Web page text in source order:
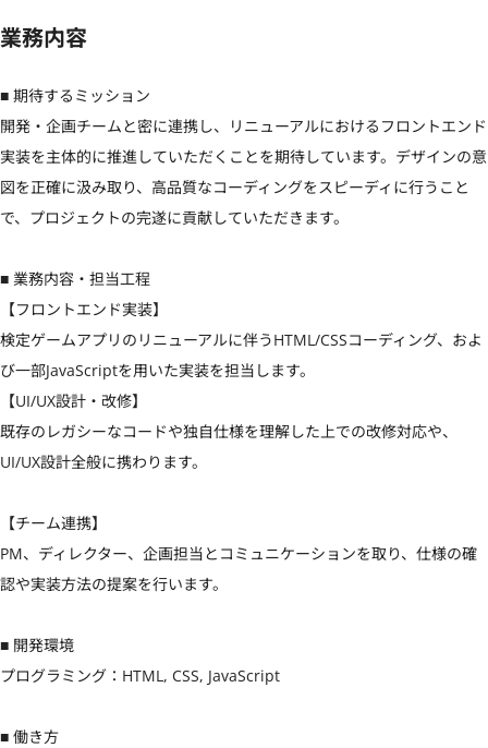
業務内容
■ 期待するミッション
開発・企画チームと密に連携し、リニューアルにおけるフロントエンド
実装を主体的に推進していただくことを期待しています。デザインの意
図を正確に汲み取り、高品質なコーディングをスピーディに行うこと
で、プロジェクトの完遂に貢献していただきます。
■ 業務内容・担当工程
【フロントエンド実装】
検定ゲームアプリのリニューアルに伴うHTML/CSSコーディング、およ
び一部JavaScriptを用いた実装を担当します。
【UI/UX設計・改修】
既存のレガシーなコードや独自仕様を理解した上での改修対応や、
UI/UX設計全般に携わります。
【チーム連携】
PM、ディレクター、企画担当とコミュニケーションを取り、仕様の確
認や実装方法の提案を行います。
■ 開発環境
プログラミング：HTML, CSS, JavaScript
■ 働き方